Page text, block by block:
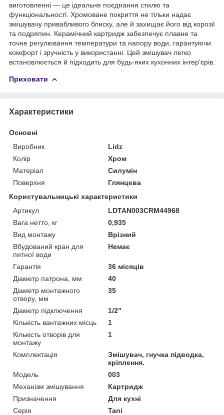
виготовленні — це ідеальне поєднання стилю та
функціональності. Хромоване покриття не тільки надає
змішувачу привабливого блиску, але й захищає його від корозії
та подряпин. Керамічний картридж забезпечує плавне та
точне регулювання температури та напору води, гарантуючи
комфорт і зручність у використанні. Цей змішувач легко
встановлюється й підходить для будь-яких кухонних інтер'єрів.
Приховати
Характеристики
Основні
Виробник
Lidz
Колір
Хром
Матеріал
Силумін
Поверхня
Глянцева
Користувальницькі характеристики
Артикул
LDTAN003CRM44968
Вага нетто, кг
0,935
Вид монтажу
Врізний
Вбудований кран для
питної води
Немає
Гарантія
36 місяців
Діаметр патрона, мм
40
Діаметр монтажного
отвору, мм
35
Діаметр підключення
1/2"
Кількість вантажних місць
1
Кількість отворів для
монтажу
1
Комплектація
Змішувач, гнучка підводка,
кріплення.
Мoдель
003
Механізм змішування
Картридж
Призначення
Для кухні
Серія
Tani